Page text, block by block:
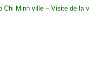
Chi Minh ville – Visite de la